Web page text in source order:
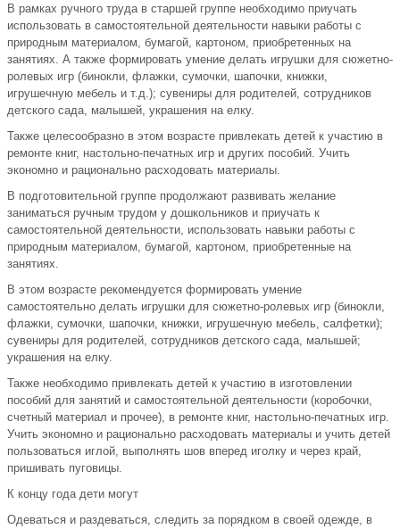
В рамках ручного труда в старшей группе необходимо приучать
использовать в самостоятельной деятельности навыки работы с
природным материалом, бумагой, картоном, приобретенных на
занятиях. А также формировать умение делать игрушки для сюжетно-
ролевых игр (бинокли, флажки, сумочки, шапочки, книжки,
игрушечную мебель и т.д.); сувениры для родителей, сотрудников
детского сада, малышей, украшения на елку.
Также целесообразно в этом возрасте привлекать детей к участию в
ремонте книг, настольно-печатных игр и других пособий. Учить
экономно и рационально расходовать материалы.
В подготовительной группе продолжают развивать желание
заниматься ручным трудом у дошкольников и приучать к
самостоятельной деятельности, использовать навыки работы с
природным материалом, бумагой, картоном, приобретенные на
занятиях.
В этом возрасте рекомендуется формировать умение
самостоятельно делать игрушки для сюжетно-ролевых игр (бинокли,
флажки, сумочки, шапочки, книжки, игрушечную мебель, салфетки);
сувениры для родителей, сотрудников детского сада, малышей;
украшения на елку.
Также необходимо привлекать детей к участию в изготовлении
пособий для занятий и самостоятельной деятельности (коробочки,
счетный материал и прочее), в ремонте книг, настольно-печатных игр.
Учить экономно и рационально расходовать материалы и учить детей
пользоваться иглой, выполнять шов вперед иголку и через край,
пришивать пуговицы.
К концу года дети могут
Одеваться и раздеваться, следить за порядком в своей одежде, в